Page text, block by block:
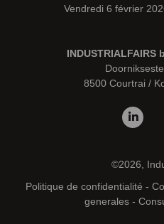
Vendredi 6 février
8500 Courtrai /
©2026,
Politique de confidentialité -
generales-